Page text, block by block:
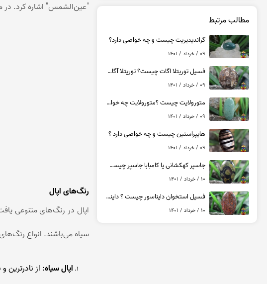
کرزی
مطالب مرتبط
گراندیدیریت چیست و چه خواصی دارد؟
09 / خرداد / 1401
فسیل توریتلا اگات چیست؟ توریتلا آگات چه خواصی دارد ؟
09 / خرداد / 1401
متورولایت چیست ؟متورولایت چه خواصی دارد؟
09 / خرداد / 1401
هایپراستین چیست و چه خواصی دارد ؟
09 / خرداد / 1401
جاسپر کهکشانی یا کامبابا جاسپر چیست ؟ کامبابا جاسپر چه خواصی دارد ؟
10 / خرداد / 1401
فسیل استخوان دایناسور چیست ؟ داینا بون چه خواصی دارد ؟
10 / خرداد / 1401
"عین‌الشمس" اشاره کرد. در
رنگ‌های اپال
اپال در رنگ‌های متنوعی
سیاه می‌باشند. انواع رنگ‌های
اپال سیاه: از نادرترین